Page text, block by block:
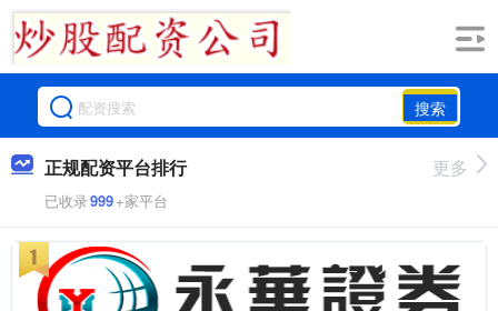
搜索
正规配资平台排行
已收录999+家平台
更多